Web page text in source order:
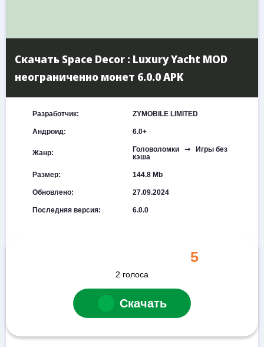
Скачать Space Decor : Luxury Yacht MOD
неограниченно монет 6.0.0 APK
Разработчик: ZYMOBILE LIMITED
Андроид: 6.0+
Жанр:
Головоломки ➞ Игры без
кэша
Размер: 144.8 Mb
Обновлено: 27.09.2024
Последняя версия: 6.0.0
5
2 голоса
Скачать